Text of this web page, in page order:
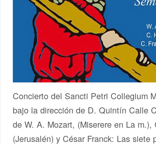
Concierto del Sancti Petri Collegium
bajo la dirección de D. Quintín Calle
de W. A. Mozart, (Miserere en La m.),
(Jerusalén) y César Franck: Las siete